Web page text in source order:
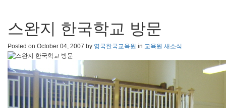
스완지 한국학교 방문
Posted on October 04, 2007 by 영국한국교육원 in 교육원 새소식